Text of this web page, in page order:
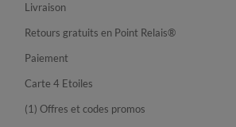
Livraison
Retours gratuits en Point Relais®
Paiement
Carte 4 Etoiles
(1) Offres et codes promos